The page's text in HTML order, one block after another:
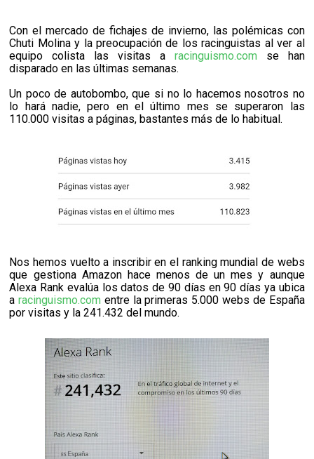
Con el mercado de fichajes de invierno, las polémicas con
Chuti Molina y la preocupación de los racinguistas al ver al
equipo colista las visitas a racinguismo.com se han
disparado en las últimas semanas.
Un poco de autobombo, que si no lo hacemos nosotros no
lo hará nadie, pero en el último mes se superaron las
110.000 visitas a páginas, bastantes más de lo habitual.
Nos hemos vuelto a inscribir en el ranking mundial de webs
que gestiona Amazon hace menos de un mes y aunque
Alexa Rank evalúa los datos de 90 días en 90 días ya ubica
aracinguismo.com entre la primeras 5.000 webs de España
por visitas y la 241.432 del mundo.